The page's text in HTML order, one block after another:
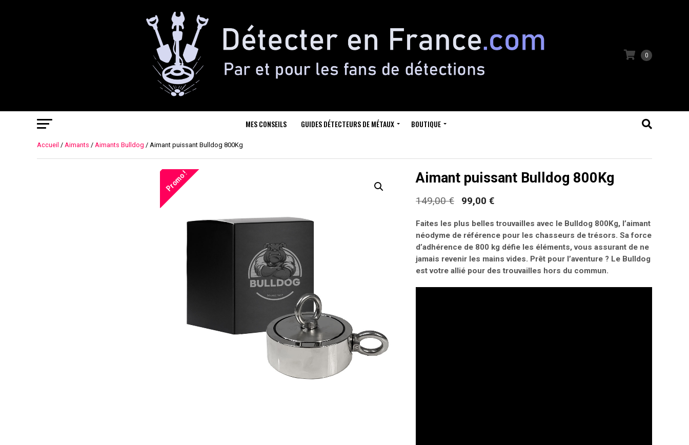
0
MES CONSEILS GUIDES DÉTECTEURS DE MÉTAUX BOUTIQUE
Accueil / Aimants / Aimants Bulldog / Aimant puissant Bulldog 800Kg
Promo ! Aimant puissant Bulldog 800Kg
149,00€
Le
initial
était :
149,00 €.
99,00€Le
actuel
est :
99,00 €.
Faites les plus belles trouvailles avec le Bulldog 800Kg, l’aimant
néodyme de référence pour les chasseurs de trésors. Sa force
d’adhérence de 800 kg défie les éléments, vous assurant de ne
jamais revenir les mains vides. Prêt pour l’aventure ? Le Bulldog
est votre allié pour des trouvailles hors du commun.